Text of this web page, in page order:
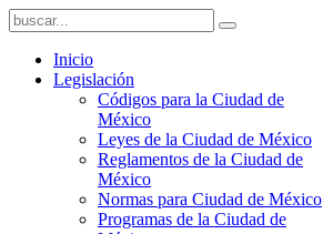
Inicio
Legislación
Códigos para la Ciudad de
México
Leyes de la Ciudad de México
Reglamentos de la Ciudad de
México
Normas para Ciudad de México
Programas de la Ciudad de